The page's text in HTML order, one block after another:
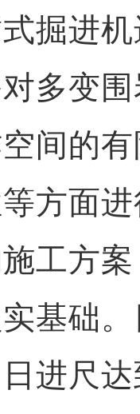
掘进
多变
间的
方面
工方
基础
进尺